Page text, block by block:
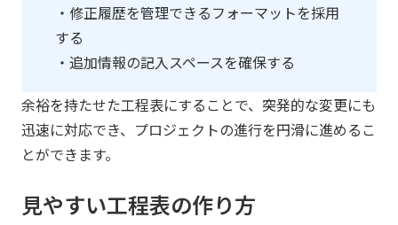
・修正履歴を管理できるフォーマットを採用
する
・追加情報の記入スペースを確保する
余裕を持たせた工程表にすることで、突発的な変更にも
迅速に対応でき、プロジェクトの進行を円滑に進めるこ
とができます。
見やすい工程表の作り方